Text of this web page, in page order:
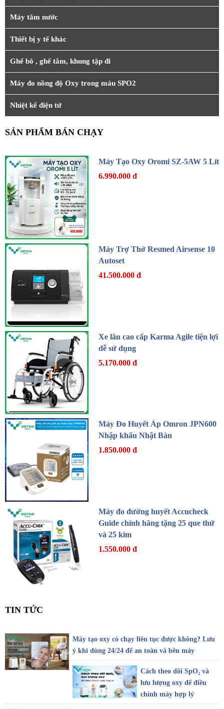
Máy tăm nước
Thiết bị y tế khác
Ghế bô , ghế tắm, khung tập đi
Máy đo nồng độ Oxy trong máu SPO2
Nhiệt kế điện tử
SẢN PHẨM BÁN CHẠY
Máy Tạo Oxy Oromi SZ-5AW 5 Lít
6.990.000 đ
Máy Trợ Thở Resmed Airsense 10
Autoset
41.500.000 đ
Xe lăn cao cấp Karma Agile tiện lợi
dễ sử dụng
5.170.000 đ
Máy Đo Huyết Áp Omron JPN600
Nhập khẩu Nhật Bản
1.850.000 đ
Máy đo đường huyết Accucheck
Guide chính hãng tặng 25 que thử
và 25 kim
1.550.000 đ
TIN TỨC
Máy tạo oxy có chạy liên tục được không? Lưu
ý khi dùng 24/24 để an toàn và bền máy
Cách theo dõi SpO₂ và
lưu lượng oxy để điều
chỉnh máy hợp lý